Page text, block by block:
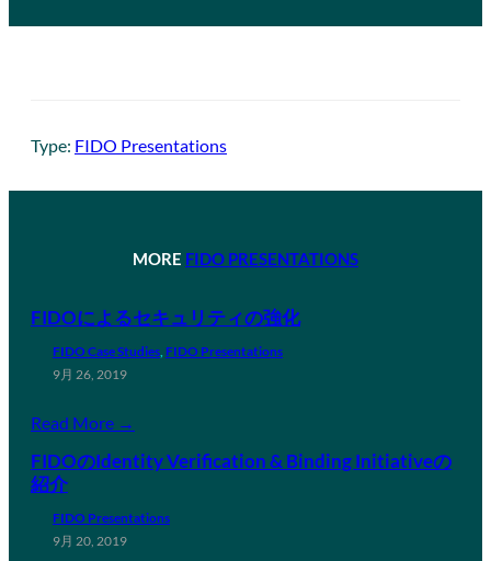
Type: FIDO Presentations
MORE FIDO PRESENTATIONS
FIDOによるセキュリティの強化
FIDO Case Studies FIDO Presentations
9月 26, 2019
Read More →
FIDOのIdentity Verification & Binding Initiativeの
紹介
FIDO Presentations
9月 20, 2019